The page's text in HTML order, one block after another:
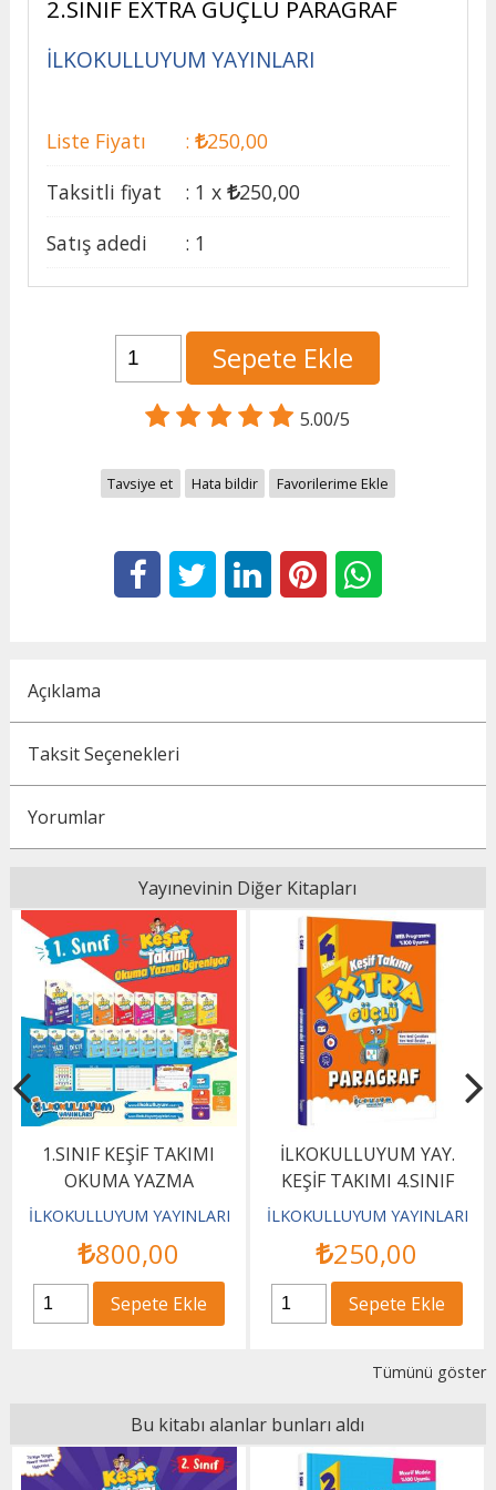
2.SINIF EXTRA GÜÇLÜ PARAGRAF
İLKOKULLUYUM YAYINLARI
Liste Fiyatı : 250,00
Taksitli fiyat
: 1 x 250,00
Satış adedi
: 1
Sepete Ekle
5.00/5
Tavsiye et Hata bildir Favorilerime Ekle
Açıklama
Taksit Seçenekleri
Yorumlar
Yayınevinin Diğer Kitapları
1.SINIF KEŞİF TAKIMI
OKUMA YAZMA
ÖĞRENİYOR EĞİTİM SETİ
İLKOKULLUYUM YAYINLARI
800,00
Sepete Ekle
İLKOKULLUYUM YAY.
KEŞİF TAKIMI 4.SINIF
EXTRA GÜÇLÜ PARAGRAF
İLKOKULLUYUM YAYINLARI
250,00
Sepete Ekle
Tümünü göster
Bu kitabı alanlar bunları aldı